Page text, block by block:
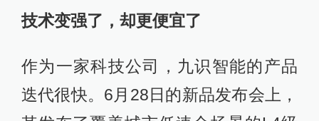
技术变强了，却更便宜了
作为一家科技公司，九识智能的产品
迭代很快。6月28日的新品发布会上，